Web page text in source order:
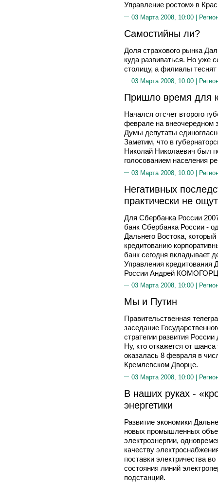
Управление ростом» в
03 Марта 2008, 10:00 |
Самостийны ли?
Доля страхового рынка
куда развиваться. Но уже
столицу, а филиалы теснят
03 Марта 2008, 10:00 |
Пришло время для
Начался отсчет второго
феврале на внеочередном
Думы депутаты
Заметим, что в
Николай Николаевич был
голосованием населения
03 Марта 2008, 10:00 |
Негативных
практически не
Для Сбербанка России
банк Сбербанка России -
Дальнего Востока,
кредитованию
банк сегодня вкладывает
Управления кредитования
России Андрей
03 Марта 2008, 10:00 |
Мы и Путин
Правительственная
заседание
стратегии развития
Ну, кто откажется от
оказалась 8 февраля в
Кремлевском Дворце.
03 Марта 2008, 10:00 |
В наших руках -
энергетики
Развитие экономики
новых промышленных
электроэнергии,
качеству
поставки электричества
состояния линий
подстанций.